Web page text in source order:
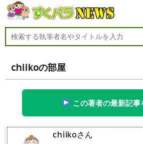
chiikoの部屋
この著者の最新記事
chiikoさん